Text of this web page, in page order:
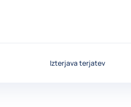
Izterjava terjatev